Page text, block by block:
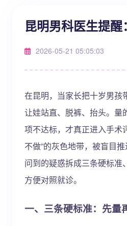
昆明男科医生提
2026-05-21 05:05:03
在昆明，当家长把十岁男孩
让娃站直、脱裤、抬头。量
项不达标，才真正进入手术
不做”的灰色地带，被盲目
问到的疑惑拆成三条硬标
方便对照就诊。
一、三条硬标准：先量